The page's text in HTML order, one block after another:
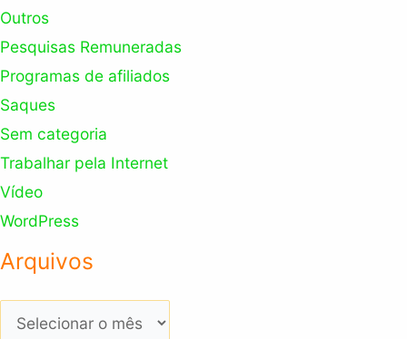
Outros
Pesquisas Remuneradas
Programas de afiliados
Saques
Sem categoria
Trabalhar pela Internet
Vídeo
WordPress
Arquivos
Arquivos